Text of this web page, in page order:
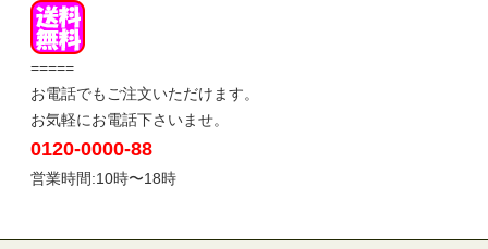
=====
お電話でもご注文いただけます。
お気軽にお電話下さいませ。
0120-0000-88
営業時間:10時〜18時